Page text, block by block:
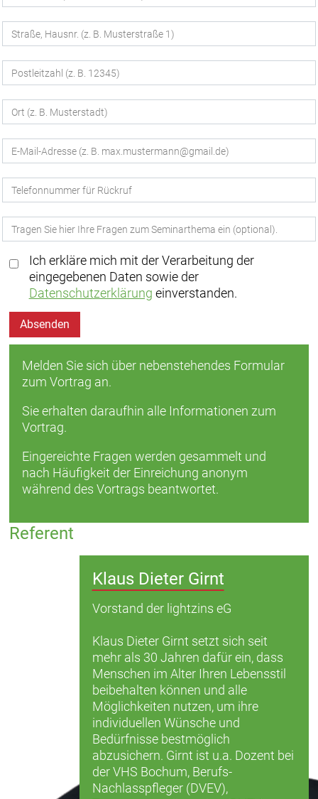
Ich erkläre mich mit der Verarbeitung der
eingegebenen Daten sowie der
Datenschutzerklärung einverstanden.
Absenden
Melden Sie sich über nebenstehendes Formular
zum Vortrag an.
Sie erhalten daraufhin alle Informationen zum
Vortrag.
Eingereichte Fragen werden gesammelt und
nach Häufigkeit der Einreichung anonym
während des Vortrags beantwortet.
Referent
Klaus Dieter Girnt
Vorstand der lightzins eG
Klaus Dieter Girnt setzt sich seit
mehr als 30 Jahren dafür ein, dass
Menschen im Alter Ihren Lebensstil
beibehalten können und alle
Möglichkeiten nutzen, um ihre
individuellen Wünsche und
Bedürfnisse bestmöglich
abzusichern. Girnt ist u.a. Dozent bei
der VHS Bochum, Berufs-
Nachlasspfleger (DVEV),